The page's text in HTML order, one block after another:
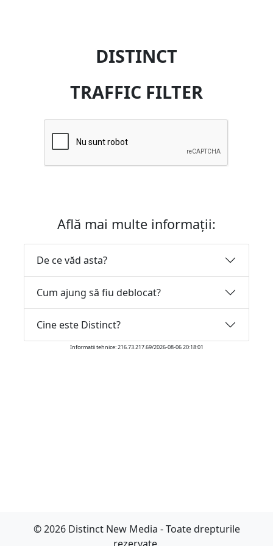
DISTINCT
TRAFFIC FILTER
Află mai multe informații:
De ce văd asta?
Cum ajung să fiu deblocat?
Cine este Distinct?
Informatii tehnice: 216.73.217.69/2026-08-06 20:18:01
© 2026 Distinct New Media - Toate drepturile